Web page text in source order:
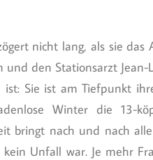
nicht lang, als sie
und den Stationsarzt
ist: Sie ist am Tiefpunkt
Winter die 13-
bringt nach und nach
kein Unfall war. Je mehr